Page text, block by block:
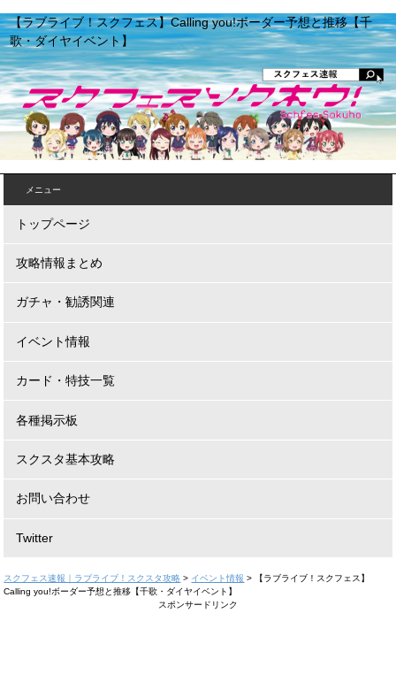
【ラブライブ！スクフェス】Calling you!ボーダー予想と推移【千
歌・ダイヤイベント】
メニュー
トップページ
攻略情報まとめ
ガチャ・勧誘関連
イベント情報
カード・特技一覧
各種掲示板
スクスタ基本攻略
お問い合わせ
Twitter
スクフェス速報｜ラブライブ！スクスタ攻略 > イベント情報 >
【ラブライブ！スクフェス】
Calling you!ボーダー予想と推移【千歌・ダイヤイベント】
スポンサードリンク